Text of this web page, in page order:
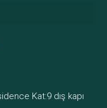
Kat:9 dış kapı